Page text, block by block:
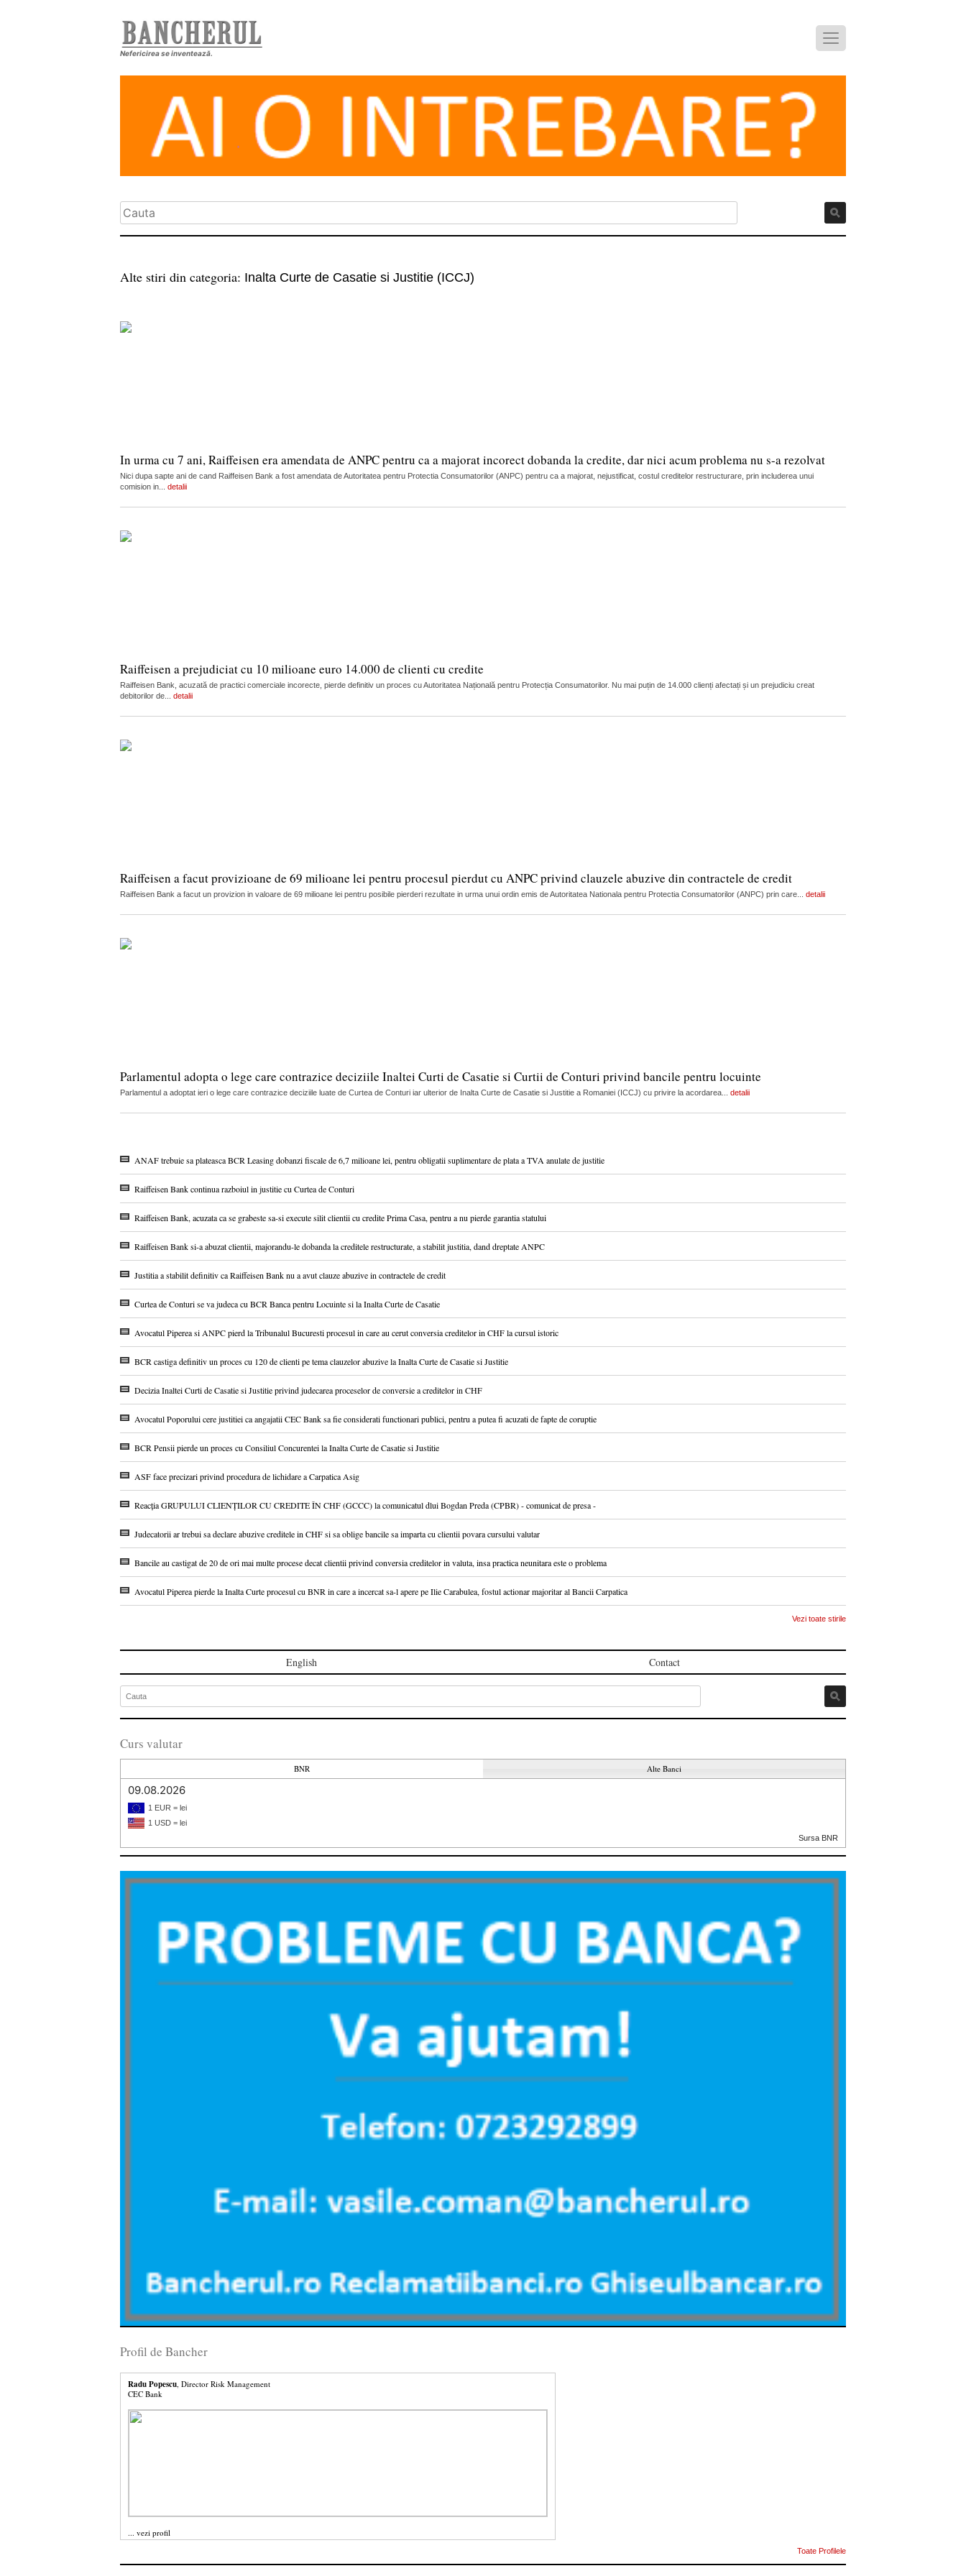
Nefericirea se inventează.
Alte stiri din categoria: Inalta Curte de Casatie si Justitie (ICCJ)
In urma cu 7 ani, Raiffeisen era amendata de ANPC pentru ca a majorat incorect dobanda la credite, dar nici acum problema nu s-a rezolvat
Nici dupa sapte ani de cand Raiffeisen Bank a fost amendata de Autoritatea pentru Protectia Consumatorilor (ANPC) pentru ca a majorat, nejustificat, costul creditelor restructurare, prin includerea unui
comision in... detalii
Raiffeisen a prejudiciat cu 10 milioane euro 14.000 de clienti cu credite
Raiffeisen Bank, acuzată de practici comerciale incorecte, pierde definitiv un proces cu Autoritatea Națională pentru Protecția Consumatorilor. Nu mai puțin de 14.000 clienți afectați și un prejudiciu creat
debitorilor de... detalii
Raiffeisen a facut provizioane de 69 milioane lei pentru procesul pierdut cu ANPC privind clauzele abuzive din contractele de credit
Raiffeisen Bank a facut un provizion in valoare de 69 milioane lei pentru posibile pierderi rezultate in urma unui ordin emis de Autoritatea Nationala pentru Protectia Consumatorilor (ANPC) prin care... detalii
Parlamentul adopta o lege care contrazice deciziile Inaltei Curti de Casatie si Curtii de Conturi privind bancile pentru locuinte
Parlamentul a adoptat ieri o lege care contrazice deciziile luate de Curtea de Conturi iar ulterior de Inalta Curte de Casatie si Justitie a Romaniei (ICCJ) cu privire la acordarea... detalii
ANAF trebuie sa plateasca BCR Leasing dobanzi fiscale de 6,7 milioane lei, pentru obligatii suplimentare de plata a TVA anulate de justitie
Raiffeisen Bank continua razboiul in justitie cu Curtea de Conturi
Raiffeisen Bank, acuzata ca se grabeste sa-si execute silit clientii cu credite Prima Casa, pentru a nu pierde garantia statului
Raiffeisen Bank si-a abuzat clientii, majorandu-le dobanda la creditele restructurate, a stabilit justitia, dand dreptate ANPC
Justitia a stabilit definitiv ca Raiffeisen Bank nu a avut clauze abuzive in contractele de credit
Curtea de Conturi se va judeca cu BCR Banca pentru Locuinte si la Inalta Curte de Casatie
Avocatul Piperea si ANPC pierd la Tribunalul Bucuresti procesul in care au cerut conversia creditelor in CHF la cursul istoric
BCR castiga definitiv un proces cu 120 de clienti pe tema clauzelor abuzive la Inalta Curte de Casatie si Justitie
Decizia Inaltei Curti de Casatie si Justitie privind judecarea proceselor de conversie a creditelor in CHF
Avocatul Poporului cere justitiei ca angajatii CEC Bank sa fie considerati functionari publici, pentru a putea fi acuzati de fapte de coruptie
BCR Pensii pierde un proces cu Consiliul Concurentei la Inalta Curte de Casatie si Justitie
ASF face precizari privind procedura de lichidare a Carpatica Asig
Reacția GRUPULUI CLIENȚILOR CU CREDITE ÎN CHF (GCCC) la comunicatul dlui Bogdan Preda (CPBR) - comunicat de presa -
Judecatorii ar trebui sa declare abuzive creditele in CHF si sa oblige bancile sa imparta cu clientii povara cursului valutar
Bancile au castigat de 20 de ori mai multe procese decat clientii privind conversia creditelor in valuta, insa practica neunitara este o problema
Avocatul Piperea pierde la Inalta Curte procesul cu BNR in care a incercat sa-l apere pe Ilie Carabulea, fostul actionar majoritar al Bancii Carpatica
Vezi toate stirile
English Contact
Curs valutar
BNR Alte Banci
09.08.2026
1 EUR = lei
1 USD = lei
Sursa BNR
Profil de Bancher
Radu Popescu, Director Risk Management
CEC Bank
... vezi profil
Toate Profilele